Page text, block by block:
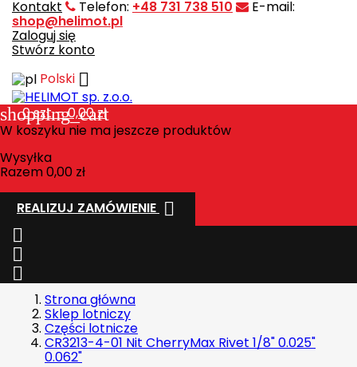
Kontakt Telefon: +48 731 738 510 E-mail:
shop@helimot.pl
Zaloguj się
Stwórz konto
Polski 
shopping_cart
0szt. - 0,00 zł
W koszyku nie ma jeszcze produktów
Wysyłka
Razem0,00 zł
REALIZUJ ZAMÓWIENIE 



Strona główna
Sklep lotniczy
Części lotnicze
CR3213-4-01 Nit CherryMax Rivet 1/8" 0.025"
0.062"